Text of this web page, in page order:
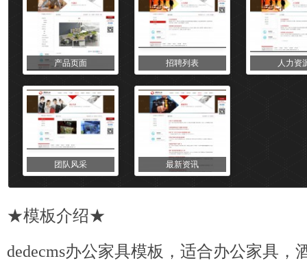
产品页面 招聘列表 人力资
团队风采 最新资讯
★模板介绍★
dedecms办公家具模板，适合办公家具，